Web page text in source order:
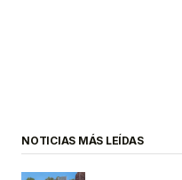
NOTICIAS MÁS LEÍDAS